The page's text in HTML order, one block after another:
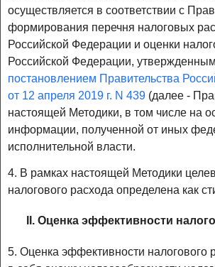
осуществляется в соответствии с
формирования перечня налоговых
Российской Федерации и оценки
Российской Федерации,
постановлением Правительства
от 12 апреля 2019 г. N 439 (далее -
настоящей Методики, в том числе на
информации, полученной от иных
исполнительной власти.
4. В рамках настоящей Методики
налогового расхода определена как
II. Оценка эффективности
5. Оценка эффективности налогового